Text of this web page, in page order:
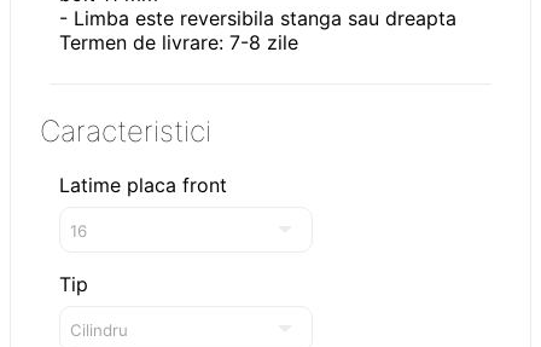
- Limba este reversibila stanga sau dreapta
Termen de livrare: 7-8 zile
Caracteristici
Latime placa front
Tip